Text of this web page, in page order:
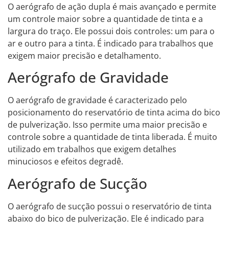
O aerógrafo de ação dupla é mais avançado e permite
um controle maior sobre a quantidade de tinta e a
largura do traço. Ele possui dois controles: um para o
ar e outro para a tinta. É indicado para trabalhos que
exigem maior precisão e detalhamento.
Aerógrafo de Gravidade
O aerógrafo de gravidade é caracterizado pelo
posicionamento do reservatório de tinta acima do bico
de pulverização. Isso permite uma maior precisão e
controle sobre a quantidade de tinta liberada. É muito
utilizado em trabalhos que exigem detalhes
minuciosos e efeitos degradê.
Aerógrafo de Sucção
O aerógrafo de sucção possui o reservatório de tinta
abaixo do bico de pulverização. Ele é indicado para